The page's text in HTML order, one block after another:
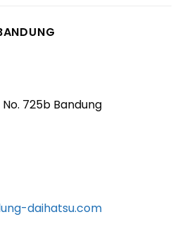
725b Bandung
daihatsu.com